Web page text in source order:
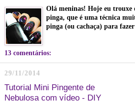
Olá meninas! Hoje eu
pinga, que é uma técnica
pinga (ou cachaça) para fazer
13 comentários:
29/11/2014
Tutorial Mini Pingente de
Nebulosa com vídeo - DIY